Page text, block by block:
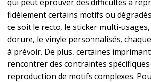
qui peut éprouver des difficultés à
fidèlement certains motifs ou
ce soit le recto, le sticker multi-usages,
dorure, le vinyle personnalisés,
à prévoir. De plus, certaines
rencontrer des contraintes spécifiques
reproduction de motifs complexes.